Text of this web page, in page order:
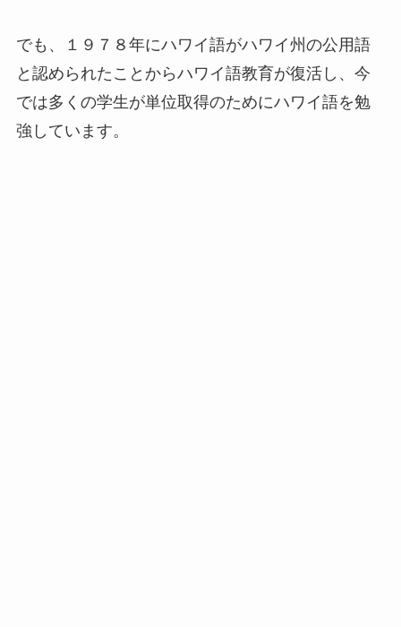
でも、１９７８年にハワイ語がハワイ州の公用語
と認められたことからハワイ語教育が復活し、今
では多くの学生が単位取得のためにハワイ語を勉
強しています。